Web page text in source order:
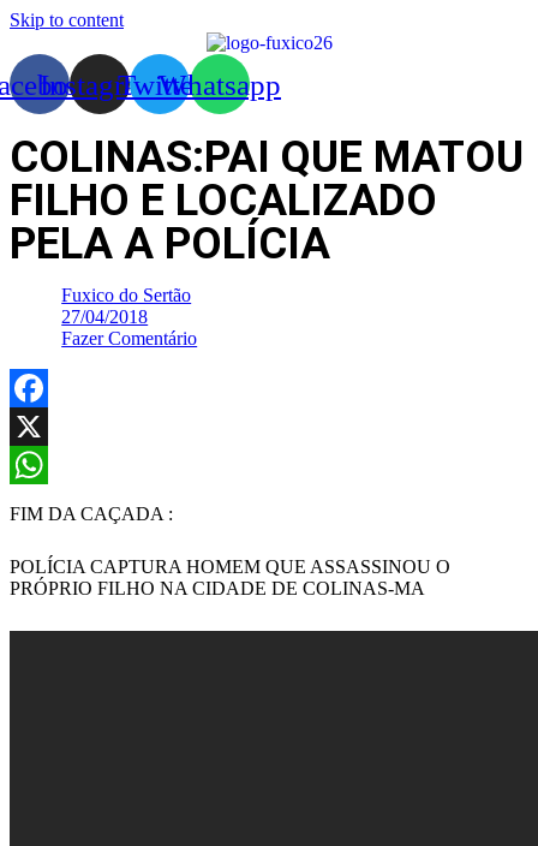
Skip to content
InstagramTwitterWhatsapp
COLINAS:PAI QUE MATOU
FILHO E LOCALIZADO
PELA A POLÍCIA
Fuxico do Sertão
27/04/2018
Fazer Comentário
Facebook
X
WhatsApp
FIM DA CAÇADA :
POLÍCIA CAPTURA HOMEM QUE ASSASSINOU O
PRÓPRIO FILHO NA CIDADE DE COLINAS-MA